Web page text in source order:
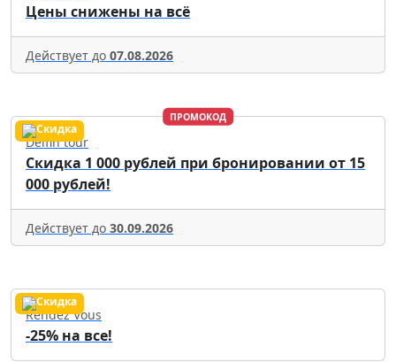
Цены снижены на всё
Действует до 07.08.2026
ПРОМОКОД
Delfin tour
Скидка 1 000 рублей при бронировании от 15
000 рублей!
Действует до 30.09.2026
Rendez Vous
-25% на все!